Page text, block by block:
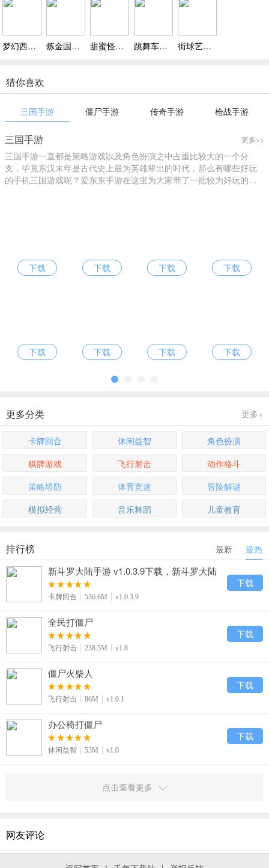
梦幻西游手游网易官方正版-梦幻手游官服下载入口 炼金国度下载，男女创业线差异与隐藏成就解锁 甜蜜怪兽最新版下载，爆米花导弹触发机制与谜题解决策略 跳舞车手游下载，休闲卡通闯关手游 街球艺术官方下载，5大职业秀出街头风采
猜你喜欢
三国手游 僵尸手游 传奇手游 枪战手游
三国手游 更多>>
三国手游一直都是策略游戏以及角色扮演之中占重比较大的一个分
支，毕竟东汉末年是古代史上最为英雄辈出的时代，那么有哪些好玩
的手机三国游戏呢？爱东东手游在这里为大家带了一批较为好玩的三
下载 下载 下载 下载
下载 下载 下载 下载
更多+
更多分类
卡牌回合 休闲益智
角色扮演
棋牌游戏
飞行射击
动作格斗
策略塔防
体育竞速
冒险解谜
模拟经营
音乐舞蹈 儿童教育
最新 最热
排行榜
新斗罗大陆手游 v1.0.3.9下载，新斗罗大陆
动漫卡牌手游下载
卡牌回合 536.6M v1.0.3.9
下载
全民打僵尸
飞行射击 238.5M v1.8
下载
僵尸火柴人
飞行射击 86M v1.0.1
下载
办公椅打僵尸
休闲益智 53M v1.0
下载
点击查看更多
网友评论